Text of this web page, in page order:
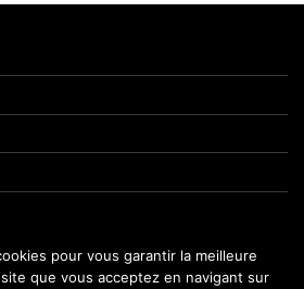
pour vous garantir la meilleure
que vous acceptez en navigant sur